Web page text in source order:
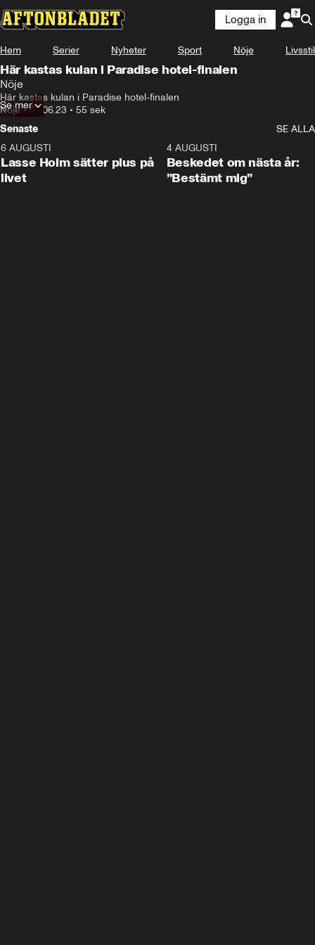
Logga in
Hem Serier Nyheter Sport Nöje Livsstil
Här kastas kulan i Paradise hotel-finalen
Nöje
Här kastas kulan i Paradise hotel-finalen
Nöje•06.06.23 • 55 sek
Se mer
Senaste
SE ALLA
6 AUGUSTI
Lasse Holm sätter plus på
livet
4 AUGUSTI
Beskedet om nästa år:
”Bestämt mig”